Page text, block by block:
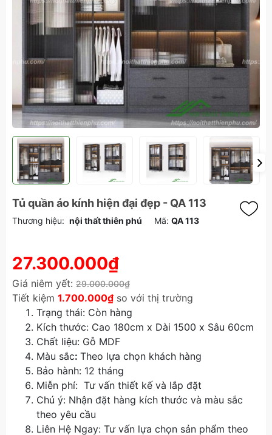
Tủ quần áo kính hiện đại đẹp - QA 113
Thương hiệu: nội thất thiên phú Mã: QA 113
27.300.000₫
Giá niêm yết: 29.000.000₫
Tiết kiệm 1.700.000₫ so với thị trường
Trạng thái: Còn hàng
Kích thước: Cao 180cm x Dài 1500 x Sâu 60cm
Chất liệu: Gỗ MDF
Màu sắc: Theo lựa chọn khách hàng
Bảo hành: 12 tháng
Miễn phí: Tư vấn thiết kế và lắp đặt
Chú ý: Nhận đặt hàng kích thước và màu sắc
theo yêu cầu
Liên Hệ Ngay: Tư vấn lựa chọn sản phẩm theo